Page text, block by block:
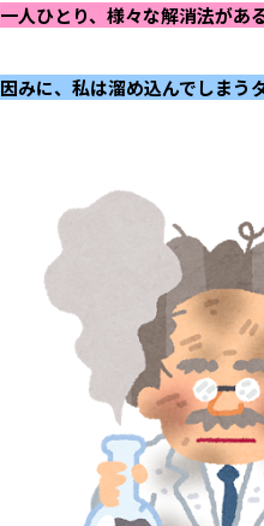
一人ひとり、様々な解消法があ
因みに、私は溜め込んでしまう